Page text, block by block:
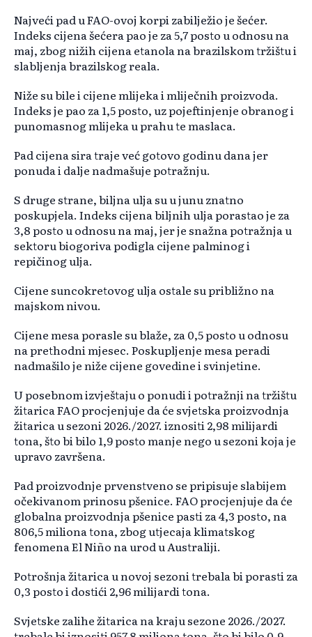
Najveći pad u FAO-ovoj korpi zabilježio je šećer.
Indeks cijena šećera pao je za 5,7 posto u odnosu na
maj, zbog nižih cijena etanola na brazilskom tržištu i
slabljenja brazilskog reala.
Niže su bile i cijene mlijeka i mliječnih proizvoda.
Indeks je pao za 1,5 posto, uz pojeftinjenje obranog i
punomasnog mlijeka u prahu te maslaca.
Pad cijena sira traje već gotovo godinu dana jer
ponuda i dalje nadmašuje potražnju.
S druge strane, biljna ulja su u junu znatno
poskupjela. Indeks cijena biljnih ulja porastao je za
3,8 posto u odnosu na maj, jer je snažna potražnja u
sektoru biogoriva podigla cijene palminog i
repičinog ulja.
Cijene suncokretovog ulja ostale su približno na
majskom nivou.
Cijene mesa porasle su blaže, za 0,5 posto u odnosu
na prethodni mjesec. Poskupljenje mesa peradi
nadmašilo je niže cijene govedine i svinjetine.
U posebnom izvještaju o ponudi i potražnji na tržištu
žitarica FAO procjenjuje da će svjetska proizvodnja
žitarica u sezoni 2026./2027. iznositi 2,98 milijardi
tona, što bi bilo 1,9 posto manje nego u sezoni koja je
upravo završena.
Pad proizvodnje prvenstveno se pripisuje slabijem
očekivanom prinosu pšenice. FAO procjenjuje da će
globalna proizvodnja pšenice pasti za 4,3 posto, na
806,5 miliona tona, zbog utjecaja klimatskog
fenomena El Niño na urod u Australiji.
Potrošnja žitarica u novoj sezoni trebala bi porasti za
0,3 posto i dostići 2,96 milijardi tona.
Svjetske zalihe žitarica na kraju sezone 2026./2027.